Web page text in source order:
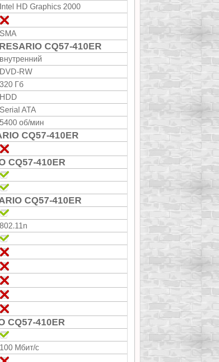
Intel HD Graphics 2000
SMA
CQ57-410ER
внутренний
DVD-RW
320 Гб
HDD
Serial ATA
5400 об/мин
CQ57-410ER
CQ57-410ER
CQ57-410ER
802.11n
CQ57-410ER
100 Мбит/с